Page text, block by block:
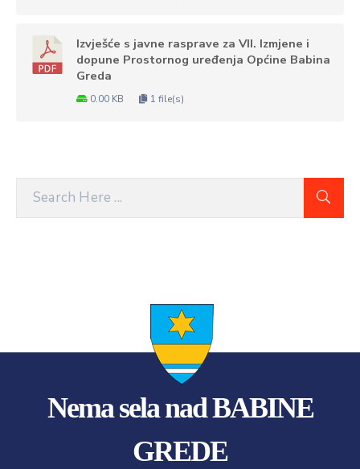
Izvješće s javne rasprave za VII. Izmjene i
dopune Prostornog uređenja Općine Babina
Greda
0.00 KB 1 file(s)
Nema sela nad BABINE
GREDE